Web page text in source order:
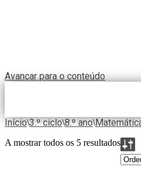
Avançar para o conteúdo
Início\3.º ciclo\8.º ano\
A mostrar todos os 5 resultados